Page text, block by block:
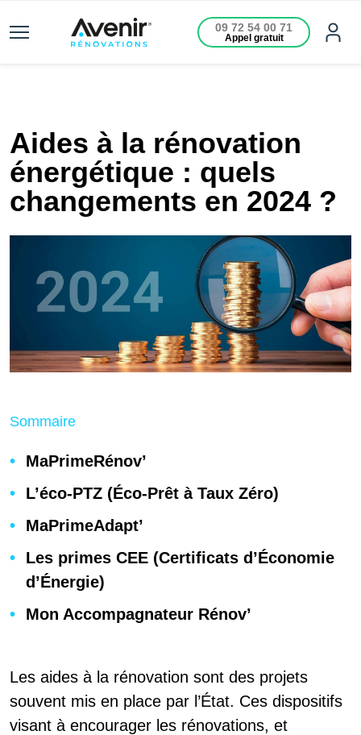
09 72 54 00 71
Appel gratuit
Aides à la rénovation
énergétique : quels
changements en 2024 ?
Sommaire
MaPrimeRénov’
L’éco-PTZ (Éco-Prêt à Taux Zéro)
MaPrimeAdapt’
Les primes CEE (Certificats d’Économie
d’Énergie)
Mon Accompagnateur Rénov’
Les aides à la rénovation sont des projets
souvent mis en place par l’État. Ces dispositifs
visant à encourager les rénovations, et